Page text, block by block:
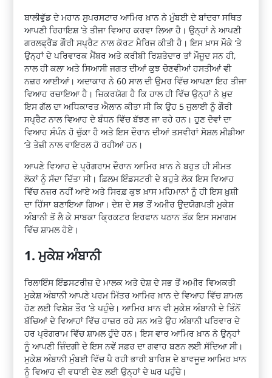
ਬਾਲੀਵੁੱਡ ਦੇ ਮਹਾਨ ਸੁਪਰਸਟਾਰ ਆਮਿਰ ਖ਼ਾਨ ਨੇ ਮੁੰਬਈ ਦੇ ਬਾਂਦਰਾ ਸਥਿਤ
ਆਪਣੀ ਰਿਹਾਇਸ਼ ‘ਤੇ ਤੀਜਾ ਵਿਆਹ ਕਰਵਾ ਲਿਆ ਹੈ। ਉਨ੍ਹਾਂ ਨੇ ਆਪਣੀ
ਗਰਲਫ੍ਰੈਂਡ ਗੌਰੀ ਸਪ੍ਰੈਟ ਨਾਲ ਕੋਰਟ ਮੈਰਿਜ ਕੀਤੀ ਹੈ। ਇਸ ਖ਼ਾਸ ਮੌਕੇ ‘ਤੇ
ਉਨ੍ਹਾਂ ਦੇ ਪਰਿਵਾਰਕ ਮੈਂਬਰ ਅਤੇ ਕਰੀਬੀ ਰਿਸ਼ਤੇਦਾਰ ਤਾਂ ਮੌਜੂਦ ਸਨ ਹੀ,
ਨਾਲ ਹੀ ਕਲਾ ਅਤੇ ਸਿਆਸੀ ਜਗਤ ਦੀਆਂ ਕੁਝ ਚੋਣਵੀਆਂ ਹਸਤੀਆਂ ਵੀ
ਨਜ਼ਰ ਆਈਆਂ। ਅਦਾਕਾਰ ਨੇ 60 ਸਾਲ ਦੀ ਉਮਰ ਵਿੱਚ ਆਪਣਾ ਇਹ ਤੀਜਾ
ਵਿਆਹ ਰਚਾਇਆ ਹੈ। ਜ਼ਿਕਰਯੋਗ ਹੈ ਕਿ ਹਾਲ ਹੀ ਵਿੱਚ ਉਨ੍ਹਾਂ ਨੇ ਖ਼ੁਦ
ਇਸ ਗੱਲ ਦਾ ਅਧਿਕਾਰਤ ਐਲਾਨ ਕੀਤਾ ਸੀ ਕਿ ਉਹ 5 ਜੁਲਾਈ ਨੂੰ ਗੌਰੀ
ਸਪ੍ਰੈਟ ਨਾਲ ਵਿਆਹ ਦੇ ਬੰਧਨ ਵਿੱਚ ਬੱਝਣ ਜਾ ਰਹੇ ਹਨ। ਹੁਣ ਦੋਵਾਂ ਦਾ
ਵਿਆਹ ਸੰਪੰਨ ਹੋ ਚੁੱਕਾ ਹੈ ਅਤੇ ਇਸ ਦੌਰਾਨ ਦੀਆਂ ਤਸਵੀਰਾਂ ਸੋਸ਼ਲ ਮੀਡੀਆ
‘ਤੇ ਤੇਜ਼ੀ ਨਾਲ ਵਾਇਰਲ ਹੋ ਰਹੀਆਂ ਹਨ।
ਆਪਣੇ ਵਿਆਹ ਦੇ ਪ੍ਰੋਗਰਾਮ ਦੌਰਾਨ ਆਮਿਰ ਖ਼ਾਨ ਨੇ ਬਹੁਤ ਹੀ ਸੀਮਤ
ਲੋਕਾਂ ਨੂੰ ਸੱਦਾ ਦਿੱਤਾ ਸੀ। ਫ਼ਿਲਮ ਇੰਡਸਟਰੀ ਦੇ ਬਹੁਤੇ ਲੋਕ ਇਸ ਵਿਆਹ
ਵਿੱਚ ਨਜ਼ਰ ਨਹੀਂ ਆਏ ਅਤੇ ਸਿਰਫ਼ ਕੁਝ ਖ਼ਾਸ ਮਹਿਮਾਨਾਂ ਨੂੰ ਹੀ ਇਸ ਖ਼ੁਸ਼ੀ
ਦਾ ਹਿੱਸਾ ਬਣਾਇਆ ਗਿਆ। ਦੇਸ਼ ਦੇ ਸਭ ਤੋਂ ਅਮੀਰ ਉਦਯੋਗਪਤੀ ਮੁਕੇਸ਼
ਅੰਬਾਨੀ ਤੋਂ ਲੈ ਕੇ ਸਾਬਕਾ ਕ੍ਰਿਕਟਰ ਇਰਫਾਨ ਪਠਾਨ ਤੱਕ ਇਸ ਸਮਾਗਮ
ਵਿੱਚ ਸ਼ਾਮਲ ਹੋਏ।
1. ਮੁਕੇਸ਼ ਅੰਬਾਨੀ
ਰਿਲਾਇੰਸ ਇੰਡਸਟਰੀਜ਼ ਦੇ ਮਾਲਕ ਅਤੇ ਦੇਸ਼ ਦੇ ਸਭ ਤੋਂ ਅਮੀਰ ਵਿਅਕਤੀ
ਮੁਕੇਸ਼ ਅੰਬਾਨੀ ਆਪਣੇ ਪਰਮ ਮਿੱਤਰ ਆਮਿਰ ਖ਼ਾਨ ਦੇ ਵਿਆਹ ਵਿੱਚ ਸ਼ਾਮਲ
ਹੋਣ ਲਈ ਵਿਸ਼ੇਸ਼ ਤੌਰ ‘ਤੇ ਪਹੁੰਚੇ। ਆਮਿਰ ਖ਼ਾਨ ਵੀ ਮੁਕੇਸ਼ ਅੰਬਾਨੀ ਦੇ ਤਿੰਨੋਂ
ਬੱਚਿਆਂ ਦੇ ਵਿਆਹਾਂ ਵਿੱਚ ਹਾਜ਼ਰ ਰਹੇ ਸਨ ਅਤੇ ਉਹ ਅੰਬਾਨੀ ਪਰਿਵਾਰ ਦੇ
ਹਰ ਪ੍ਰੋਗਰਾਮ ਵਿੱਚ ਸ਼ਾਮਲ ਹੁੰਦੇ ਹਨ। ਇਸ ਵਾਰ ਆਮਿਰ ਖ਼ਾਨ ਨੇ ਉਨ੍ਹਾਂ
ਨੂੰ ਆਪਣੀ ਜ਼ਿੰਦਗੀ ਦੇ ਇਸ ਨਵੇਂ ਸਫ਼ਰ ਦਾ ਗਵਾਹ ਬਣਨ ਲਈ ਸੱਦਿਆ ਸੀ।
ਮੁਕੇਸ਼ ਅੰਬਾਨੀ ਮੁੰਬਈ ਵਿੱਚ ਪੈ ਰਹੀ ਭਾਰੀ ਬਾਰਿਸ਼ ਦੇ ਬਾਵਜੂਦ ਆਮਿਰ ਖ਼ਾਨ
ਨੂੰ ਵਿਆਹ ਦੀ ਵਧਾਈ ਦੇਣ ਲਈ ਉਨ੍ਹਾਂ ਦੇ ਘਰ ਪਹੁੰਚੇ।